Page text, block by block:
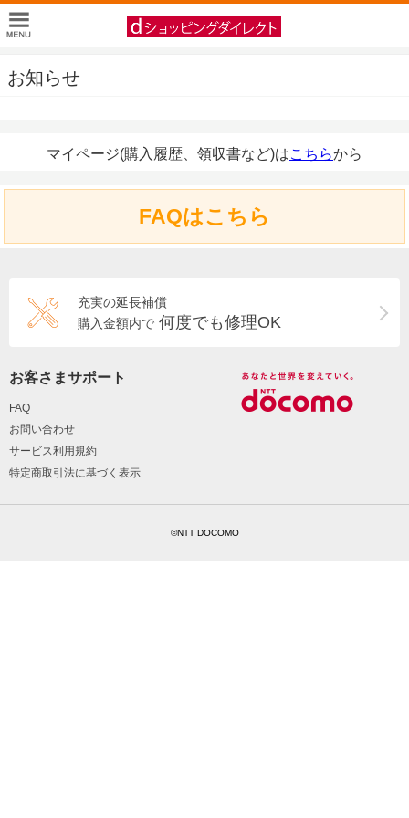
お知らせ
マイページ(購入履歴、領収書など)はこちらから
FAQはこちら
充実の延長補償
購入金額内で 何度でも修理OK
お客さまサポート
FAQ
お問い合わせ
サービス利用規約
特定商取引法に基づく表示
©NTT DOCOMO